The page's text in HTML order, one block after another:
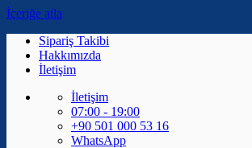
İçeriğe atla
Sipariş Takibi
Hakkımızda
İletişim
İletişim
07:00 - 19:00
+90 501 000 53 16
WhatsApp